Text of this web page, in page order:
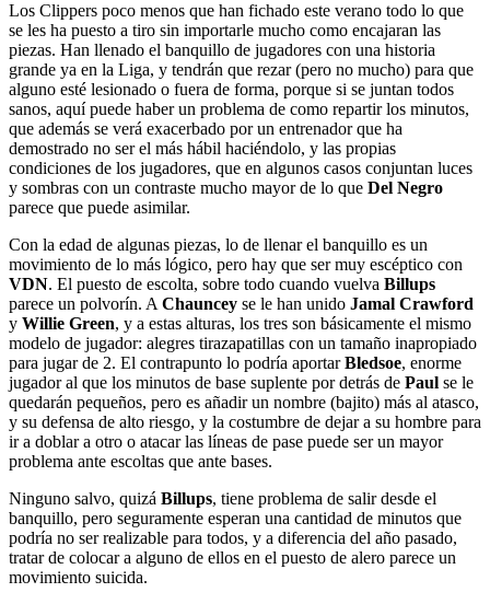
Los Clippers poco menos que han fichado este verano todo lo que
se les ha puesto a tiro sin importarle mucho como encajaran las
piezas. Han llenado el banquillo de jugadores con una historia
grande ya en la Liga, y tendrán que rezar (pero no mucho) para que
alguno esté lesionado o fuera de forma, porque si se juntan todos
sanos, aquí puede haber un problema de como repartir los minutos,
que además se verá exacerbado por un entrenador que ha
demostrado no ser el más hábil haciéndolo, y las propias
condiciones de los jugadores, que en algunos casos conjuntan luces
y sombras con un contraste mucho mayor de lo que Del Negro
parece que puede asimilar.
Con la edad de algunas piezas, lo de llenar el banquillo es un
movimiento de lo más lógico, pero hay que ser muy escéptico con
VDN. El puesto de escolta, sobre todo cuando vuelva Billups
parece un polvorín. A Chauncey se le han unido Jamal Crawford
y Willie Green, y a estas alturas, los tres son básicamente el mismo
modelo de jugador: alegres tirazapatillas con un tamaño inapropiado
para jugar de 2. El contrapunto lo podría aportarBledsoe, enorme
jugador al que los minutos de base suplente por detrás de Paul se le
quedarán pequeños, pero es añadir un nombre (bajito) más al atasco,
y su defensa de alto riesgo, y la costumbre de dejar a su hombre para
ir a doblar a otro o atacar las líneas de pase puede ser un mayor
problema ante escoltas que ante bases.
Ninguno salvo, quizá Billups, tiene problema de salir desde el
banquillo, pero seguramente esperan una cantidad de minutos que
podría no ser realizable para todos, y a diferencia del año pasado,
tratar de colocar a alguno de ellos en el puesto de alero parece un
movimiento suicida.